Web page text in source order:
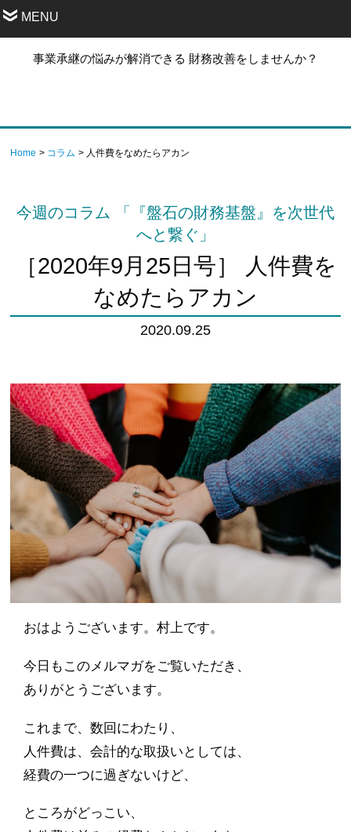
MENU
事業承継の悩みが解消できる 財務改善をしませんか？
Home コラム 人件費をなめたらアカン
今週のコラム 「『盤石の財務基盤』を次世代
へと繋ぐ」
［2020年9月25日号］ 人件費を
なめたらアカン
2020.09.25
おはようございます。村上です。
今日もこのメルマガをご覧いただき、
ありがとうございます。
これまで、数回にわたり、
人件費は、会計的な取扱いとしては、
経費の一つに過ぎないけど、
ところがどっこい、